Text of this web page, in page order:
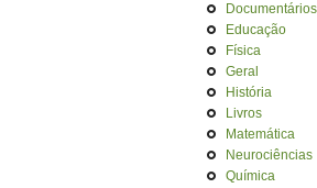
Documentários
Educação
Física
Geral
História
Livros
Matemática
Neurociências
Química